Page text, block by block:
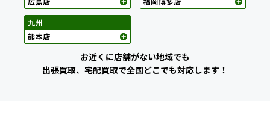
お近くに店舗がない地域でも
出張買取、宅配買取で全国どこでも対応します！